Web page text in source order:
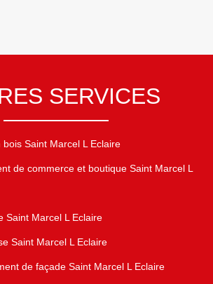
SERVICES
Saint Marcel L Eclaire
de commerce et boutique Saint Marcel L
Saint Marcel L Eclaire
Saint Marcel L Eclaire
de façade Saint Marcel L Eclaire